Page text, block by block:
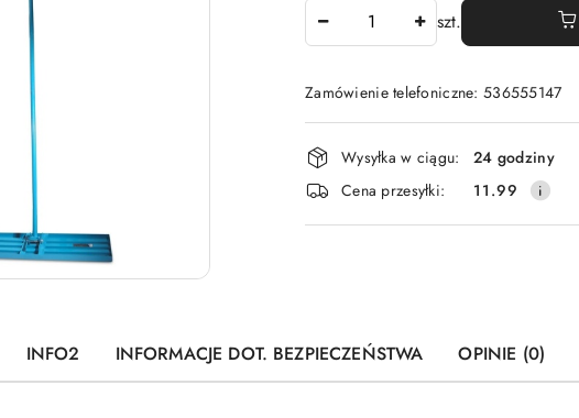
szt.
Zamówienie telefoniczne: 536555147
Dostępność
i
dostawa
Wysyłka w ciągu:
24 godziny
Cena przesyłki:
11.99
INFO2 INFORMACJE DOT. BEZPIECZEŃSTWA OPINIE (0)